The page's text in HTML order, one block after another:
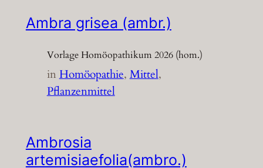
Ambra grisea (ambr.)
Vorlage Homöopathikum 2026 (hom.)
inHomöopathie, Mittel
Pflanzenmittel
Ambrosia
artemisiaefolia(ambro.)